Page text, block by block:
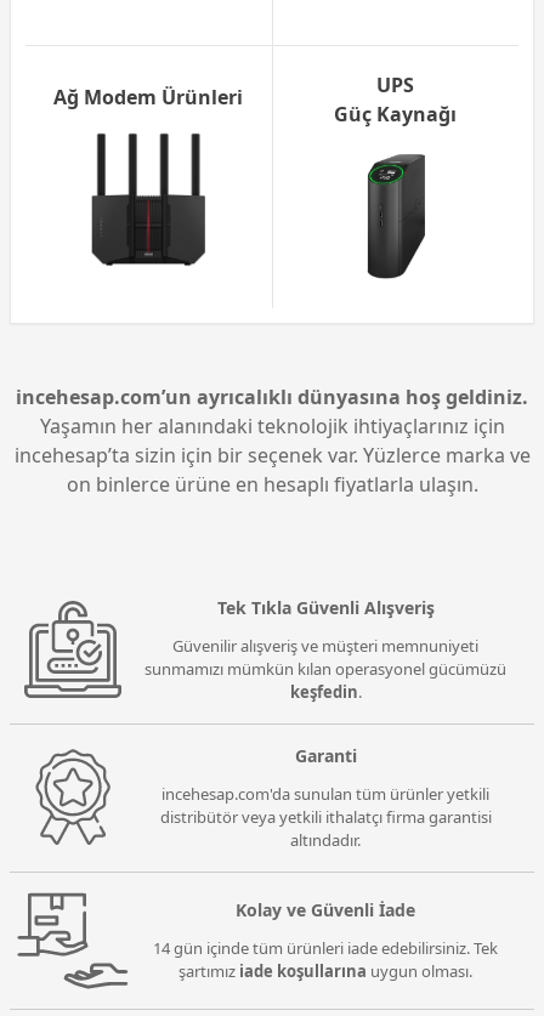
Ağ Modem Ürünleri
UPS
Güç Kaynağı
incehesap.com’un ayrıcalıklı dünyasına hoş geldiniz.
Yaşamın her alanındaki teknolojik ihtiyaçlarınız için
incehesap’ta sizin için bir seçenek var. Yüzlerce marka ve
on binlerce ürüne en hesaplı fiyatlarla ulaşın.
Tek Tıkla Güvenli Alışveriş
Güvenilir alışveriş ve müşteri memnuniyeti
sunmamızı mümkün kılan operasyonel gücümüzü
keşfedin.
Garanti
incehesap.com'da sunulan tüm ürünler yetkili
distribütör veya yetkili ithalatçı firma garantisi
altındadır.
Kolay ve Güvenli İade
14 gün içinde tüm ürünleri iade edebilirsiniz. Tek
şartımız iade koşullarına uygun olması.